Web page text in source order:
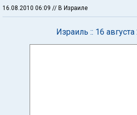
16.08.2010 06:09 // В Израиле
Израиль :: 16 августа